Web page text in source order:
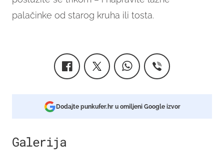
palačinke od starog kruha ili tosta.
Dodajte punkufer.hr u omiljeni Google izvor
Galerija